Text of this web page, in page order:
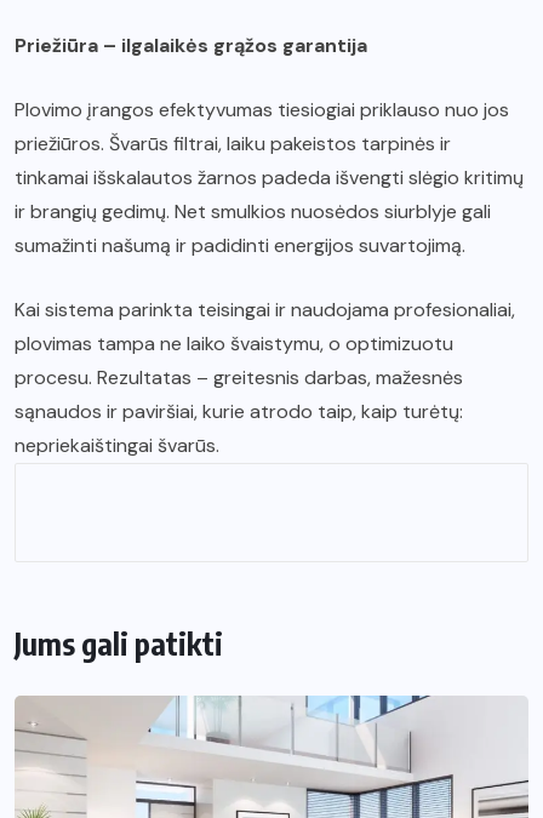
Priežiūra – ilgalaikės grąžos garantija
Plovimo įrangos efektyvumas tiesiogiai priklauso nuo jos
priežiūros. Švarūs filtrai, laiku pakeistos tarpinės ir
tinkamai išskalautos žarnos padeda išvengti slėgio kritimų
ir brangių gedimų. Net smulkios nuosėdos siurblyje gali
sumažinti našumą ir padidinti energijos suvartojimą.
Kai sistema parinkta teisingai ir naudojama profesionaliai,
plovimas tampa ne laiko švaistymu, o optimizuotu
procesu. Rezultatas – greitesnis darbas, mažesnės
sąnaudos ir paviršiai, kurie atrodo taip, kaip turėtų:
nepriekaištingai švarūs.
Jums gali patikti